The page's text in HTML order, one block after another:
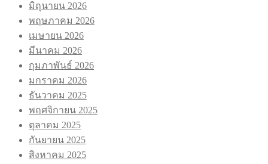
มิถุนายน 2026
พฤษภาคม 2026
เมษายน 2026
มีนาคม 2026
กุมภาพันธ์ 2026
มกราคม 2026
ธันวาคม 2025
พฤศจิกายน 2025
ตุลาคม 2025
กันยายน 2025
สิงหาคม 2025